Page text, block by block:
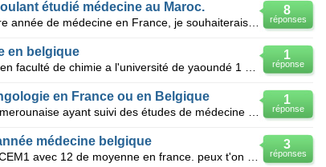
8
réponses
étudié médecine au Maroc.
Bonjour, Etant en première année de médecine en France, je souhaiterais continuer mes études de m
1
réponse
en belgique
1
réponse
en France ou en Belgique
3
réponses
médecine belgique